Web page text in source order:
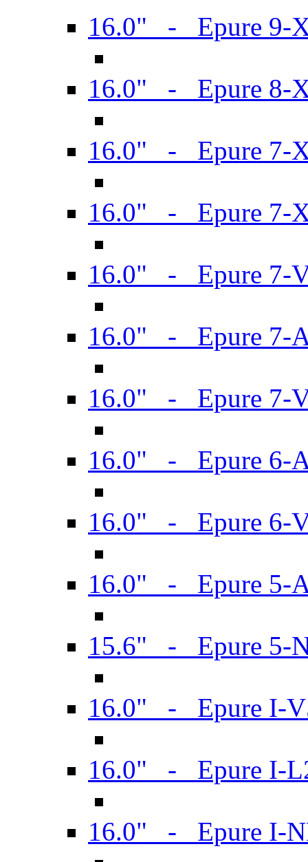
16.0" - Epure 9-
16.0" - Epure 8-
16.0" - Epure 7-
16.0" - Epure 7-
16.0" - Epure 7-
16.0" - Epure 7-
16.0" - Epure 7-
16.0" - Epure 6-
16.0" - Epure 6-
16.0" - Epure 5-
15.6" - Epure 5-
16.0" - Epure I-
16.0" - Epure I-
16.0" - Epure I-